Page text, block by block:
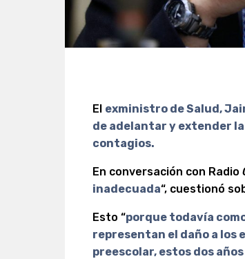
El exministro de Salud,
de adelantar y extender
contagios.
En conversación con Radio
inadecuada“, cuestionó
Esto “porque todavía
representan el daño a los
preescolar, estos dos